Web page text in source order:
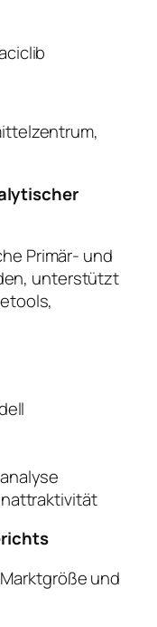
Primär- und
unterstützt
und